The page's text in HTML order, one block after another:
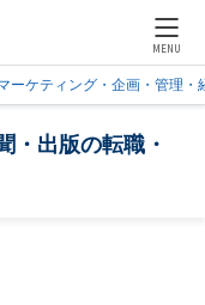
MENU
ーケティング・企画・管理・
・出版の転職・